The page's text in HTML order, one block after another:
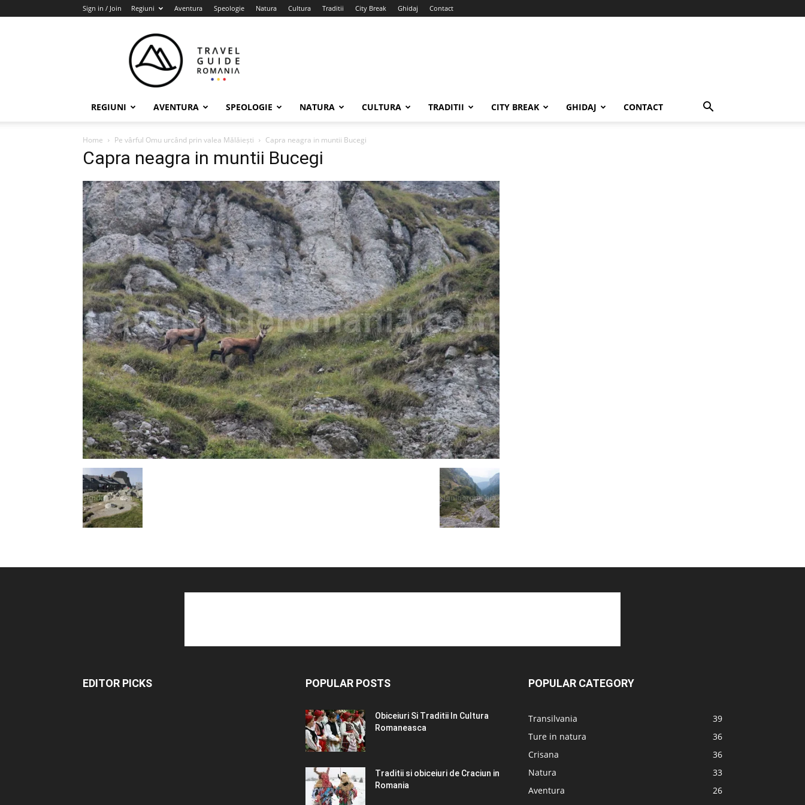
Sign in / Join Regiuni Aventura Speologie Natura Cultura Traditii City Break Ghidaj Contact
Guide
Romania
REGIUNI AVENTURA SPEOLOGIE NATURA CULTURA TRADITII CITY BREAK GHIDAJ CONTACT
Home Pe vârful Omu urcând prin valea Mălăiești Capra neagra in muntii Bucegi
Capra neagra in muntii Bucegi
EDITOR PICKS POPULAR POSTS
Obiceiuri Si Traditii In Cultura
Romaneasca
Traditii si obiceiuri de Craciun in
Romania
POPULAR CATEGORY
Transilvania
39
Ture in natura
36
Crisana
36
Natura
33
Aventura
26